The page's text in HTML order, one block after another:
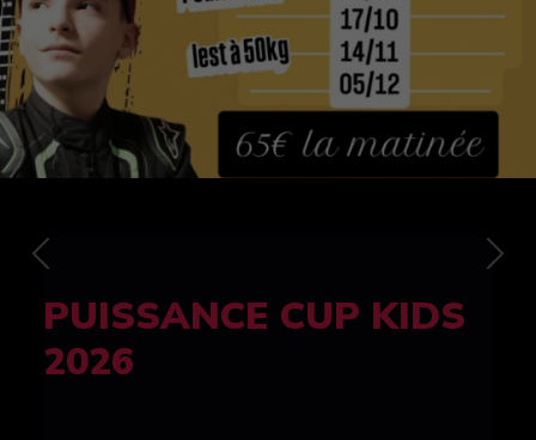
FELINE CUP 100%
féminine
Previous Next